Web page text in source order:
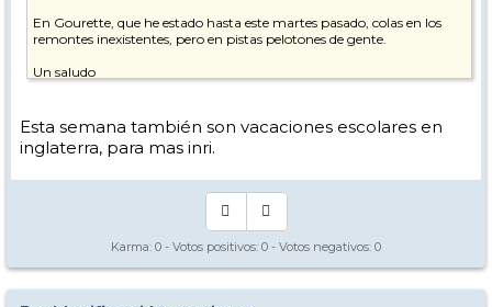
En Gourette, que he estado hasta este martes pasado, colas en los
remontes inexistentes, pero en pistas pelotones de gente.
Un saludo
Esta semana también son vacaciones escolares en
inglaterra, para mas inri.
Karma: 0 - Votos positivos: 0 - Votos negativos: 0